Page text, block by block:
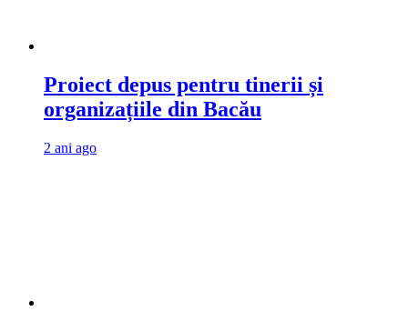
Proiect depus pentru tinerii și
organizațiile din Bacău
2 ani ago